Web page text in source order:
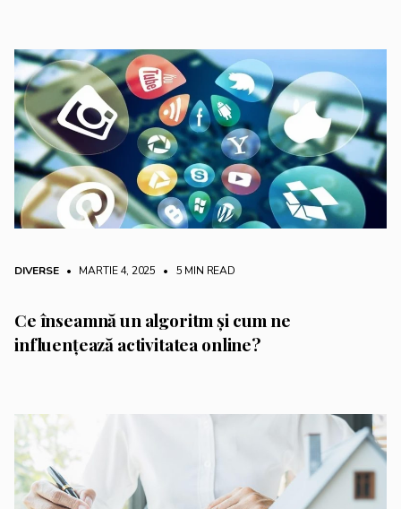
DIVERSE • MARTIE 4, 2025 • 5 MIN READ
Ce înseamnă un algoritm și cum ne
influențează activitatea online?